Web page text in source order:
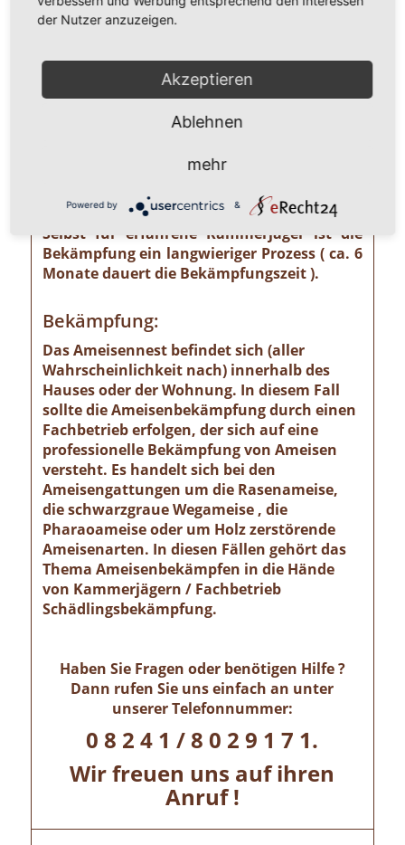
unterschätzendes gesundheitliches und
Pharaoameise gehört zu den gefährlichsten
Ameisenarten überhaupt. Ursprünglich in
Indien beheimatet, ist sie mittlerweile
weltweit verbreitet. Die Gattung ist
verhältnismäßig klein und sieht
bernsteingelb aus. Sollten Sie solch eine
Ameise sehen, ist eine professionelle
Schädlingsbekämpfung absolut notwendig!
Selbst für erfahrene Kammerjäger ist die
Bekämpfung ein langwieriger Prozess ( ca. 6
Monate dauert die Bekämpfungszeit ).
Bekämpfung:
Das Ameisennest befindet sich (aller
Wahrscheinlichkeit nach) innerhalb des
Hauses oder der Wohnung. In diesem Fall
sollte die Ameisenbekämpfung durch einen
Fachbetrieb erfolgen, der sich auf eine
professionelle Bekämpfung von Ameisen
versteht. Es handelt sich bei den
Ameisengattungen um die Rasenameise,
die schwarzgraue Wegameise , die
Pharaoameise oder um Holz zerstörende
Ameisenarten. In diesen Fällen gehört das
Thema Ameisenbekämpfen in die Hände
von Kammerjägern / Fachbetrieb
Schädlingsbekämpfung.
Haben Sie Fragen oder benötigen Hilfe ?
Dann rufen Sie uns einfach an unter
unserer Telefonnummer:
0 8 2 4 1 / 8 0 2 9 1 7 1.
Wir freuen uns auf ihren
Anruf !
der Nutzer anzuzeigen.
Akzeptieren
Ablehnen
mehr
Powered by &